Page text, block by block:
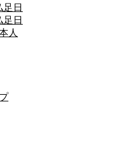
足日
足日
人